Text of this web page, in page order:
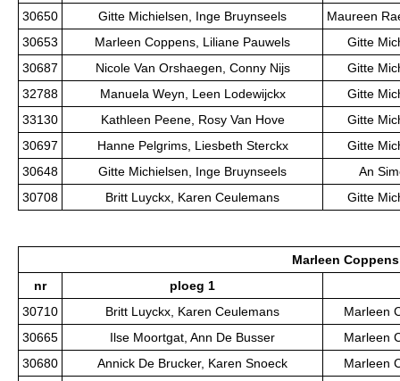
30650
Gitte Michielsen, Inge Bruynseels
Maureen
30653
Marleen Coppens, Liliane Pauwels
Gitte
30687
Nicole Van Orshaegen, Conny Nijs
Gitte
32788
Manuela Weyn, Leen Lodewijckx
Gitte
33130
Kathleen Peene, Rosy Van Hove
Gitte
30697
Hanne Pelgrims, Liesbeth Sterckx
Gitte
30648
Gitte Michielsen, Inge Bruynseels
An
30708
Britt Luyckx, Karen Ceulemans Gitte
Marleen
nr
ploeg 1
30710
Britt Luyckx, Karen Ceulemans
Marleen
30665
Ilse Moortgat, Ann De Busser
Marleen
30680
Annick De Brucker, Karen Snoeck
Marleen